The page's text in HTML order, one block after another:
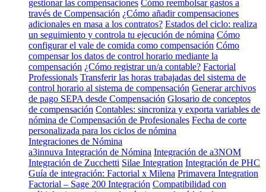
gestionar las compensaciones Cómo reembolsar gastos a
través de Compensación ¿Cómo añadir compensaciones
adicionales en masa a los contratos? Estados del ciclo: realiza
un seguimiento y controla tu ejecución de nómina Cómo
configurar el vale de comida como compensación Cómo
compensar los datos de control horario mediante la
compensación ¿Cómo registrar un/a contable? Factorial
Professionals Transferir las horas trabajadas del sistema de
control horario al sistema de compensación Generar archivos
de pago SEPA desde Compensación Glosario de conceptos
de compensación Contables: sincroniza y exporta variables de
nómina de Compensación de Profesionales Fecha de corte
personalizada para los ciclos de nómina
Integraciones de Nómina
a3innuva Integración de Nómina Integración de a3NOM
Integración de Zucchetti Silae Integration Integración de PHC
Guía de integración: Factorial x Milena Primavera Integration
Factorial – Sage 200 Integración Compatibilidad con